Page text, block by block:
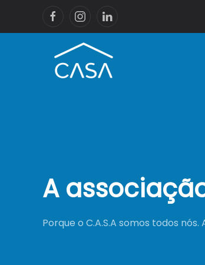
A
Porque o C.A.S.A somos todos